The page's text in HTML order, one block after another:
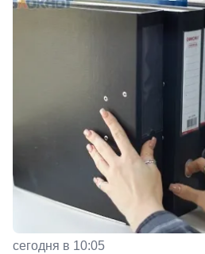
сегодня в 10:05